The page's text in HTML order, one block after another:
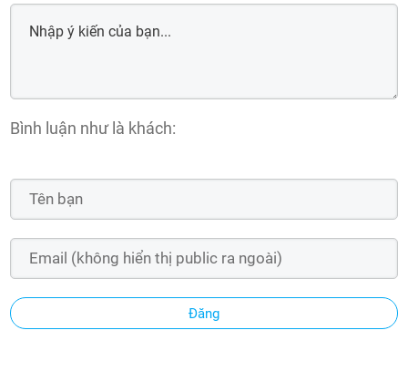
Bình luận như là khách:
Đăng